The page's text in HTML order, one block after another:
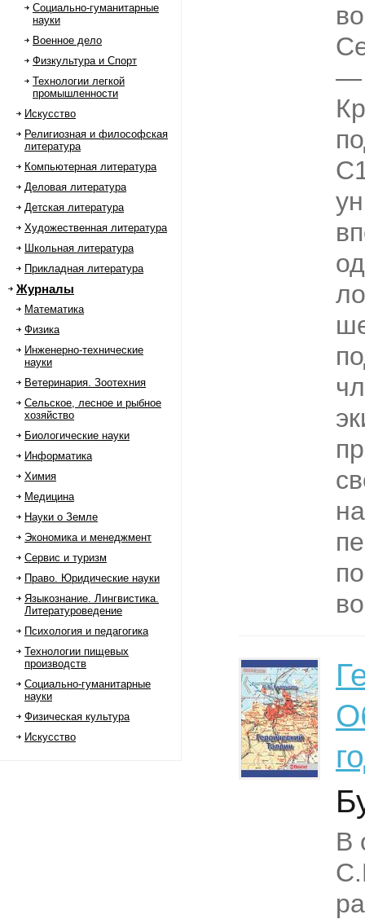
Социально-гуманитарные
науки
Военное дело
Физкультура и Спорт
Технологии легкой
промышленности
Искусство
Религиозная и философская
литература
Компьютерная литература
Деловая литература
Детская литература
Художественная литература
Школьная литература
Прикладная литература
Журналы
Математика
Физика
Инженерно-технические
науки
Ветеринария. Зоотехния
Сельское, лесное и рыбное
хозяйство
Биологические науки
Информатика
Химия
Медицина
Науки о Земле
Экономика и менеджмент
Сервис и туризм
Право. Юридические науки
Языкознание. Лингвистика.
Литературоведение
Психология и педагогика
Технологии пищевых
производств
Социально-гуманитарные
науки
Физическая культура
Искусство
—
В